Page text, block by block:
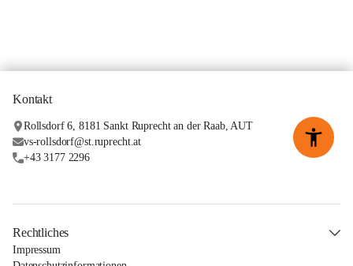
Kontakt
Rollsdorf 6, 8181 Sankt Ruprecht an der Raab, AUT
vs-rollsdorf@st.ruprecht.at
+43 3177 2296
Rechtliches
Impressum